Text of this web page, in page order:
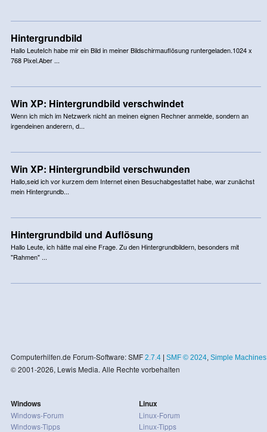
Hintergrundbild
Hallo LeuteIch habe mir ein Bild in meiner Bildschirmauflösung runtergeladen.1024 x
768 Pixel.Aber ...
Win XP: Hintergrundbild verschwindet
Wenn ich mich im Netzwerk nicht an meinen eignen Rechner anmelde, sondern an
irgendeinen anderern, d...
Win XP: Hintergrundbild verschwunden
Hallo,seid ich vor kurzem dem Internet einen Besuchabgestattet habe, war zunächst
mein Hintergrundb...
Hintergrundbild und Auflösung
Hallo Leute, ich hätte mal eine Frage. Zu den Hintergrundbildern, besonders mit
"Rahmen" ...
Computerhilfen.de Forum-Software: SMF 2.7.4| SMF © 2024, Simple Machines
© 2001-2026, Lewis Media. Alle Rechte vorbehalten
Windows
Windows-Forum
Windows-Tipps
Linux
Linux-Forum
Linux-Tipps